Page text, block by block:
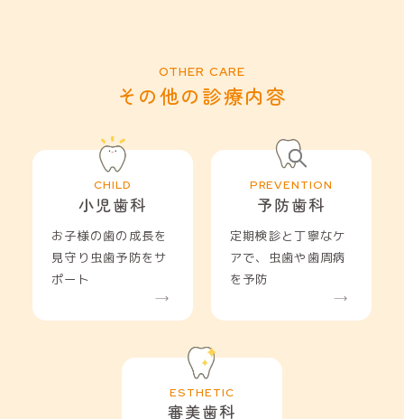
その他の診療内容
小児歯科
お子様の歯の成長を
見守り虫歯予防をサ
ポート
予防歯科
定期検診と丁寧なケ
アで、虫歯や歯周病
を予防
審美歯科